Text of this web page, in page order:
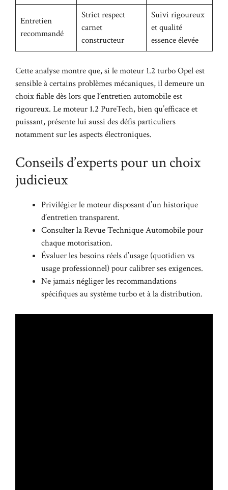
Entretien
recommandé
Strict respect
carnet
constructeur
Suivi rigoureux
et qualité
essence élevée
Cette analyse montre que, si le moteur 1.2 turbo Opel est
sensible à certains problèmes mécaniques, il demeure un
choix fiable dès lors que l’entretien automobile est
rigoureux. Le moteur 1.2 PureTech, bien qu’efficace et
puissant, présente lui aussi des défis particuliers
notamment sur les aspects électroniques.
Conseils d’experts pour un choix
judicieux
Privilégier le moteur disposant d’un historique
d’entretien transparent.
Consulter laRevue Technique Automobilepour
chaque motorisation.
Évaluer les besoins réels d’usage (quotidien vs
usage professionnel) pour calibrer ses exigences.
Ne jamais négliger les recommandations
spécifiques au système turbo et à la distribution.